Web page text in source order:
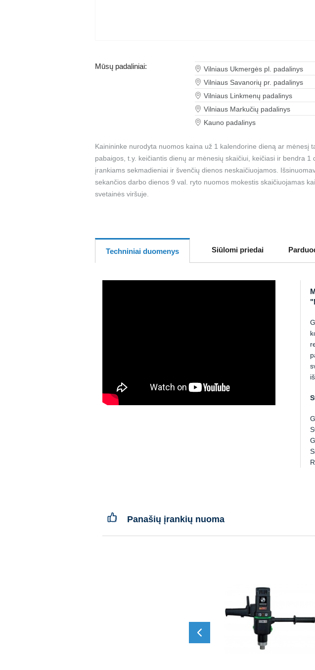
Mūsų padaliniai:
Vilniaus Ukmergės pl. padalinys
Vilniaus Savanorių pr. padalinys
Vilniaus Linkmenų padalinys
Vilniaus Markučių padalinys
Kauno padalinys
Kainininke nurodyta nuomos kaina už 1 kalendorine dieną ar
pabaigos, t.y. keičiantis dienų ar mėnesių skaičiui, keičiasi ir bendra
įrankiams sekmadieniai ir švenčių dienos neskaičiuojamos.
sekančios darbo dienos 9 val. ryto nuomos mokestis skaičiuojamas
svetainės viršuje.
Techniniai duomenys Siūlomi priedai
Panašių įrankių nuoma